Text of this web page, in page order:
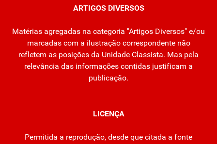
ARTIGOS DIVERSOS
Matérias agregadas na categoria "Artigos Diversos" e/ou
marcadas com a ilustração correspondente não
refletem as posições da Unidade Classista. Mas pela
relevância das informações contidas justificam a
publicação.
LICENÇA
Permitida a reprodução, desde que citada a fonte